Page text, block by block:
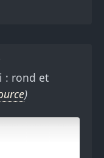
: rond et
)